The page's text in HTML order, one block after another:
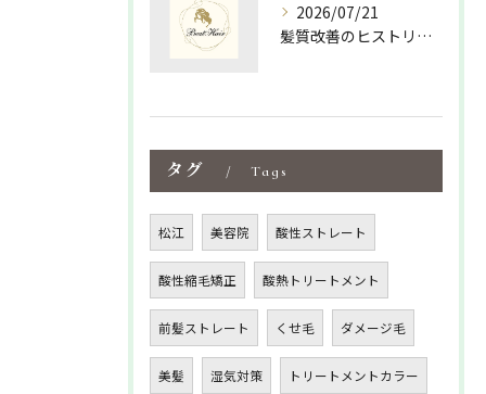
2026/07/21
髪質改善のヒストリーを紐解く島根県松江市大田市で美髪を叶える新常識
タグ Tags
松江 美容院 酸性ストレート
酸性縮毛矯正 酸熱トリートメント
前髪ストレート くせ毛 ダメージ毛
美髪 湿気対策 トリートメントカラー